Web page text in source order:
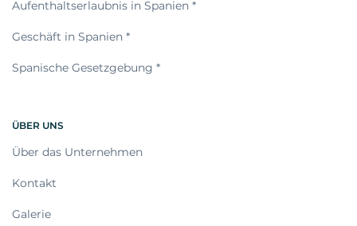
Aufenthaltserlaubnis in Spanien *
Geschäft in Spanien *
Spanische Gesetzgebung *
ÜBER UNS
Über das Unternehmen
Kontakt
Galerie